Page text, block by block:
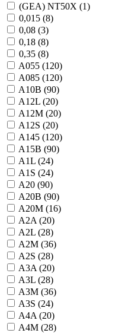
(GEA) NT50X (1)
0,015 (8)
0,08 (3)
0,18 (8)
0,35 (8)
A055 (120)
A085 (120)
A10B (90)
A12L (20)
A12M (20)
A12S (20)
A145 (120)
A15B (90)
A1L (24)
A1S (24)
A20 (90)
A20B (90)
A20M (16)
A2A (20)
A2L (28)
A2M (36)
A2S (28)
A3A (20)
A3L (28)
A3M (36)
A3S (24)
A4A (20)
A4M (28)